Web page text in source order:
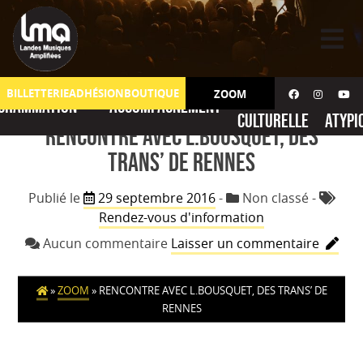
Skip
content
BILLETTERIEADHÉSIONBOUTIQUE ZOOM
Accompagnement
Action
culturelle
RENCONTRE AVEC L.BOUSQUET, DES
TRANS’ DE RENNES
Publié le 29 septembre 2016- Non classé-
Rendez-vous d'information
Aucun commentaire Laisser un commentairesur
AVEC
DES
»ZOOM » RENCONTRE AVEC L.BOUSQUET, DES TRANS’ DE
RENNES